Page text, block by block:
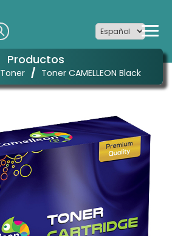
Productos
Toner / Toner CAMELLEON Black